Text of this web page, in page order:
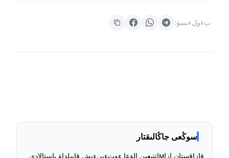
بءولءىسۋ:
سوڭعى جاڭالىقتار
قازاقستان ازاмاتتىعىن الۋعا ءوتءىنءىش قابىلداۋ باستالادى